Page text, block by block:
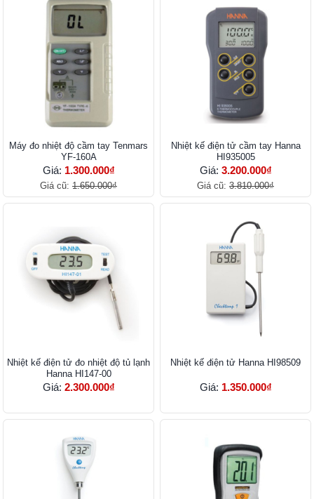
Máy đo nhiệt độ cầm tay Tenmars
YF-160A
Giá: 1.300.000₫
Giá cũ: 1.650.000₫
Nhiệt kế điện tử cầm tay Hanna
HI935005
Giá: 3.200.000₫
Giá cũ: 3.810.000₫
Nhiệt kế điện tử đo nhiệt độ tủ lạnh
Hanna HI147-00
Giá: 2.300.000₫
Nhiệt kế điện tử Hanna HI98509
Giá: 1.350.000₫